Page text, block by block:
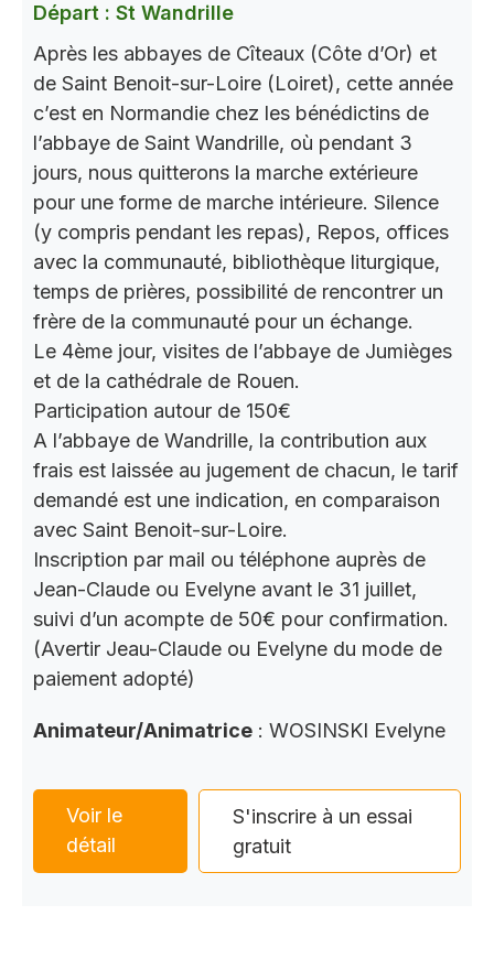
Départ : St Wandrille
Après les abbayes de Cîteaux (Côte d’Or) et
de Saint Benoit-sur-Loire (Loiret), cette année
c’est en Normandie chez les bénédictins de
l’abbaye de Saint Wandrille, où pendant 3
jours, nous quitterons la marche extérieure
pour une forme de marche intérieure. Silence
(y compris pendant les repas), Repos, offices
avec la communauté, bibliothèque liturgique,
temps de prières, possibilité de rencontrer un
frère de la communauté pour un échange.
Le 4ème jour, visites de l’abbaye de Jumièges
et de la cathédrale de Rouen.
Participation autour de 150€
A l’abbaye de Wandrille, la contribution aux
frais est laissée au jugement de chacun, le tarif
demandé est une indication, en comparaison
avec Saint Benoit-sur-Loire.
Inscription par mail ou téléphone auprès de
Jean-Claude ou Evelyne avant le 31 juillet,
suivi d’un acompte de 50€ pour confirmation.
(Avertir Jeau-Claude ou Evelyne du mode de
paiement adopté)
Animateur/Animatrice : WOSINSKI Evelyne
Voir le
détail
S'inscrire à un essai
gratuit